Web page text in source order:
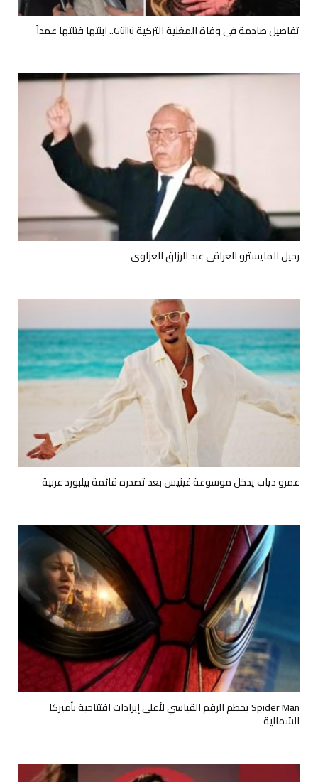
تفاصيل صادمة في وفاة المغنية التركية Güllü.. ابنتها قتلتها عمداً
رحيل المايسترو العراقي عبد الرزاق العزاوي
عمرو دياب يدخل موسوعة غينيس بعد تصدره قائمة بيلبورد عربية
Spider Man يحطم الرقم القياسي لأعلى إيرادات افتتاحية بأميركا
الشمالية